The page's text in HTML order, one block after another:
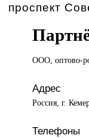
проспект
ООО, оптово-
Адрес
Россия, г.
Телефоны